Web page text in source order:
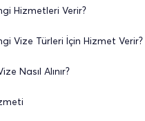
Hizmetleri Verir?
Vize Türleri İçin Hizmet Verir?
Nasıl Alınır?